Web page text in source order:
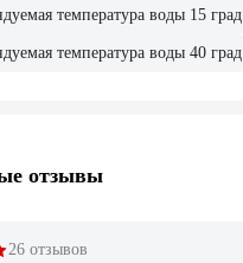
температура воды 15 град
температура воды 40 град
отзывы
26 отзывов